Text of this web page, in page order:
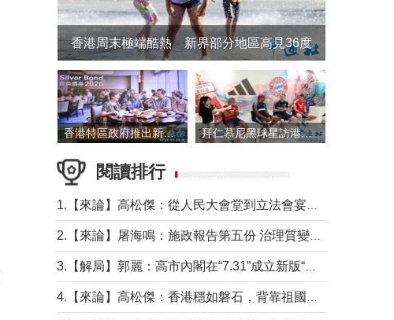
香港周末極端酷熱 新界部分地區高見36度
香港特區政府推出新一批銀色債券 每手1萬元保底息4.25厘 拜仁慕尼黑球星訪港 與球迷近距離互動
閱讀排行